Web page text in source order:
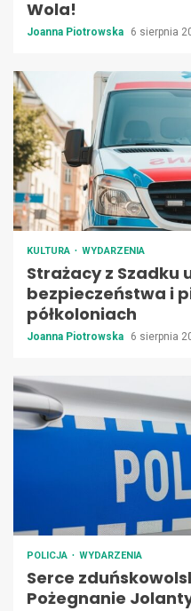
Wola!
Joanna Piotrowska 6 sierpnia
KULTURA WYDARZENIA
Strażacy z Szadku
bezpieczeństwa i
półkoloniach
Joanna Piotrowska 6 sierpnia
POLICJA WYDARZENIA
Serce
Pożegnanie